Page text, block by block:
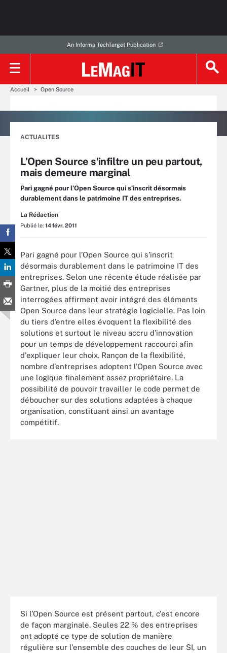
An Informa TechTarget Publication
Accueil Open Source
ACTUALITES
L’Open Source s'infiltre un peu partout,
mais demeure marginal
Pari gagné pour l’Open Source qui s’inscrit désormais
durablement dans le patrimoine IT des entreprises.
La Rédaction
Publié le: 14 févr. 2011
Pari gagné pour l’Open Source qui s’inscrit
désormais durablement dans le patrimoine IT des
entreprises. Selon une récente étude réalisée par
Gartner, plus de la moitié des entreprises
interrogées affirment avoir intégré des éléments
Open Source dans leur stratégie logicielle. Pas loin
du tiers d’entre elles évoquent la flexibilité des
solutions et surtout le niveau accru d’innovation
pour un temps de développement raccourci afin
d'expliquer leur choix. Rançon de la flexibilité,
nombre d’entreprises adoptent l’Open Source avec
une logique finalement assez propriétaire. La
possibilité de pouvoir travailler le code permet de
déboucher sur des solutions adaptées à chaque
organisation, constituant ainsi un avantage
compétitif.
Si l’Open Source est présent partout, c'est encore
de façon marginale. Seules 22 % des entreprises
ont adopté ce type de solution de manière
régulière sur l'ensemble des couches de leur SI, un